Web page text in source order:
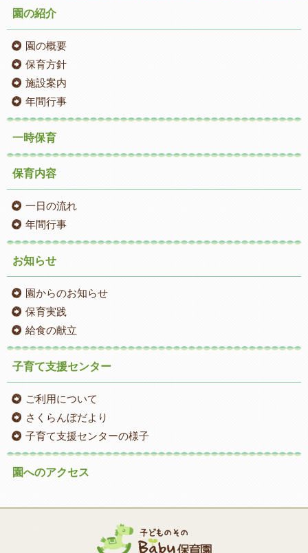
園の紹介
園の概要
保育方針
施設案内
年間行事
一時保育
保育内容
一日の流れ
年間行事
お知らせ
園からのお知らせ
保育実践
給食の献立
子育て支援センター
ご利用について
さくらんぼだより
子育て支援センターの様子
園へのアクセス